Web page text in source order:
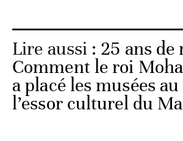
Lire aussi : 25 ans de
Comment le roi
a placé les musées
l’essor culturel du